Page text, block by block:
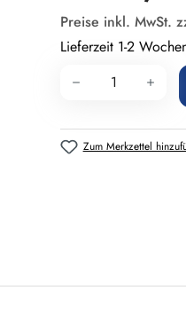
Preise inkl. MwSt.
Lieferzeit 1-2
Produkt
Zum Merkzettel